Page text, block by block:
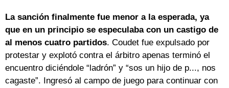
La sanción finalmente fue menor a la esperada, ya
que en un principio se especulaba con un castigo de
al menos cuatro partidos. Coudet fue expulsado por
protestar y explotó contra el árbitro apenas terminó el
encuentro diciéndole “ladrón” y “sos un hijo de p..., nos
cagaste”. Ingresó al campo de juego para continuar con